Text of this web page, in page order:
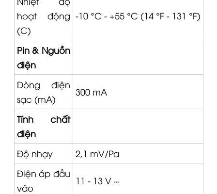
hoạt động
(C)
-10 °C - +55 °C (14 °F - 131 °F)
Pin & Nguồn
điện
Dòng điện
sạc (mA)
300 mA
Tính chất
điện
Độ nhạy
2,1 mV/Pa
Điện áp đầu
vào
11 - 13 V ⎓